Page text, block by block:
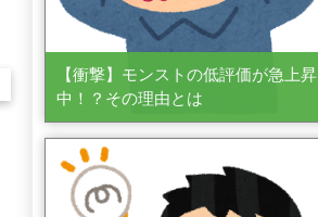
【衝撃】モンストの低評価が急上昇
中！？その理由とは